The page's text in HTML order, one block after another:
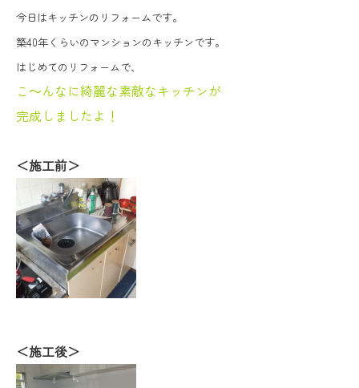
今日はキッチンのリフォームです。
築40年くらいのマンションのキッチンです。
はじめてのリフォームで、
こ～んなに綺麗な素敵なキッチンが
完成しましたよ！
＜施工前＞
＜施工後＞